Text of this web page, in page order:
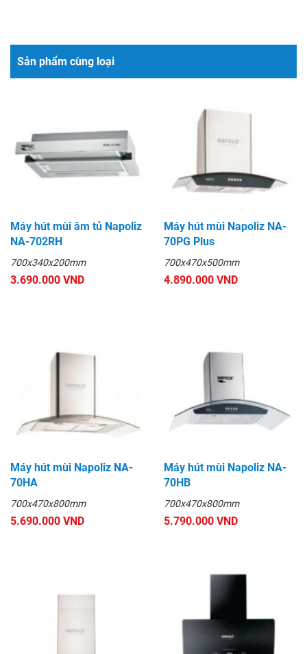
Sản phẩm cùng loại
Máy hút mùi âm tủ Napoliz
NA-702RH
700x340x200mm
3.690.000 VND
Máy hút mùi Napoliz NA-
70PG Plus
700x470x500mm
4.890.000 VND
Máy hút mùi Napoliz NA-
70HA
700x470x800mm
5.690.000 VND
Máy hút mùi Napoliz NA-
70HB
700x470x800mm
5.790.000 VND